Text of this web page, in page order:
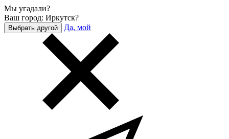
Мы угадали?
Ваш город: Иркутск?
Выбрать другой Да, мой